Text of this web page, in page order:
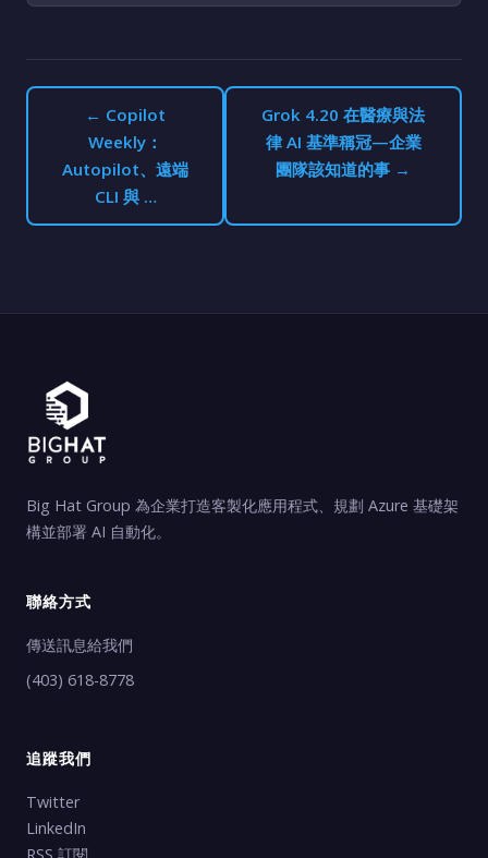
← Copilot
Weekly：
Autopilot、遠端
CLI 與 …
Grok 4.20 在醫療與法
律 AI 基準稱冠—企業
團隊該知道的事 →
Big Hat Group 為企業打造客製化應用程式、規劃 Azure 基礎架
構並部署 AI 自動化。
聯絡方式
傳送訊息給我們
(403) 618-8778
追蹤我們
Twitter
LinkedIn